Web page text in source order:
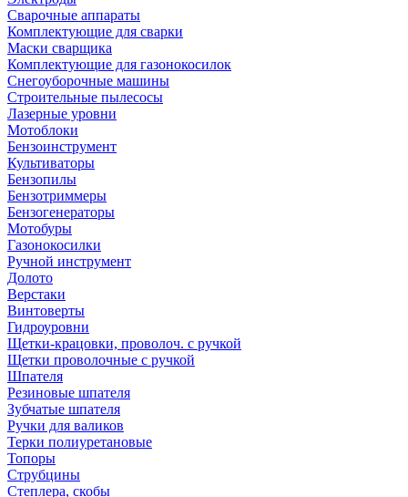
Сварочные аппараты
Комплектующие для сварки
Маски сварщика
Комплектующие для газонокосилок
Снегоуборочные машины
Строительные пылесосы
Лазерные уровни
Мотоблоки
Бензоинструмент
Культиваторы
Бензопилы
Бензотриммеры
Бензогенераторы
Мотобуры
Газонокосилки
Ручной инструмент
Долото
Верстаки
Винтоверты
Гидроуровни
Щетки-крацовки, проволоч. с ручкой
Щетки проволочные с ручкой
Шпателя
Резиновые шпателя
Зубчатые шпателя
Ручки для валиков
Терки полиуретановые
Топоры
Струбцины
Степлера, скобы